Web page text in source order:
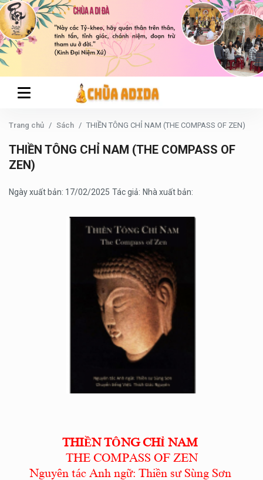
Trang chủ Sách THIỀN TÔNG CHỈ NAM (THE COMPASS OF ZEN)
THIỀN TÔNG CHỈ NAM (THE COMPASS OF
ZEN)
Ngày xuất bản: 17/02/2025 Tác giả: Nhà xuất bản:
THIỀN TÔNG CHỈ NAM
THE COMPASS OF ZEN
Nguyên tác Anh ngữ: Thiền sư Sùng Sơn